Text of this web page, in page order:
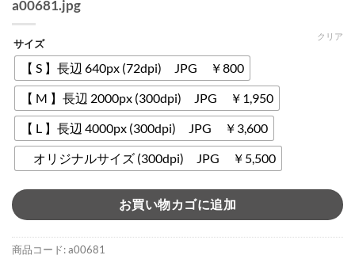
a00681.jpg
サイズ
【 S 】長辺 640px (72dpi) JPG ￥800
【 M 】長辺 2000px (300dpi) JPG ￥1,950
【 L 】長辺 4000px (300dpi) JPG ￥3,600
オリジナルサイズ (300dpi) JPG ￥5,500
クリア
お買い物カゴに追加
商品コード:a00681